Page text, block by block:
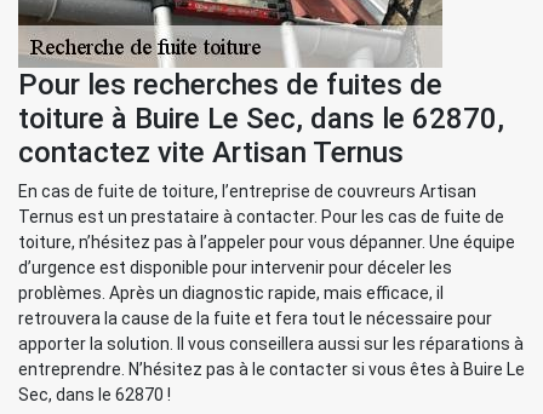
Pour les recherches de fuites de
toiture à Buire Le Sec, dans le 62870,
contactez vite Artisan Ternus
En cas de fuite de toiture, l’entreprise de couvreurs Artisan
Ternus est un prestataire à contacter. Pour les cas de fuite de
toiture, n’hésitez pas à l’appeler pour vous dépanner. Une équipe
d’urgence est disponible pour intervenir pour déceler les
problèmes. Après un diagnostic rapide, mais efficace, il
retrouvera la cause de la fuite et fera tout le nécessaire pour
apporter la solution. Il vous conseillera aussi sur les réparations à
entreprendre. N’hésitez pas à le contacter si vous êtes à Buire Le
Sec, dans le 62870 !